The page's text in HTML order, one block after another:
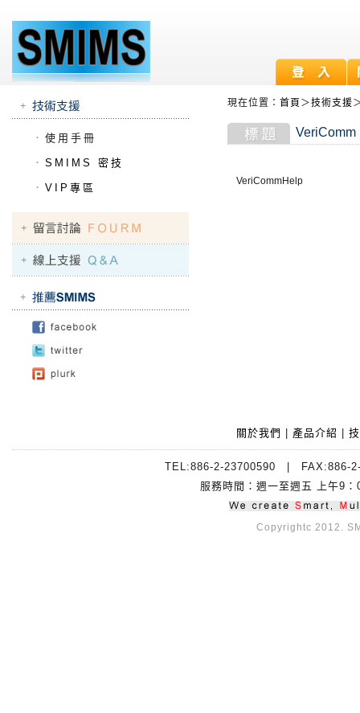
． 使用手冊
． SMIMS 密技
． VIP專區
現在位置： 首頁 ＞技術支援
VeriComm
VeriCommHelp
關於我們 產品介紹
TEL:886-2-23700590 | FAX:886-
服務時間：週一至週五 上午9
Copyrightc 2012.